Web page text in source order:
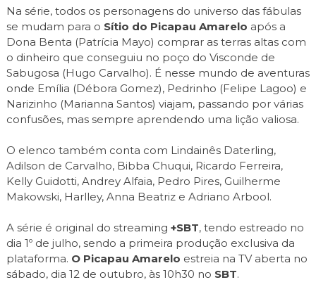
Na série, todos os personagens do universo das fábulas
se mudam para o Sítio do Picapau Amarelo após a
Dona Benta (Patrícia Mayo) comprar as terras altas com
o dinheiro que conseguiu no poço do Visconde de
Sabugosa (Hugo Carvalho). É nesse mundo de aventuras
onde Emília (Débora Gomez), Pedrinho (Felipe Lagoo) e
Narizinho (Marianna Santos) viajam, passando por várias
confusões, mas sempre aprendendo uma lição valiosa.
O elenco também conta com Lindainês Daterling,
Adilson de Carvalho, Bibba Chuqui, Ricardo Ferreira,
Kelly Guidotti, Andrey Alfaia, Pedro Pires, Guilherme
Makowski, Harlley, Anna Beatriz e Adriano Arbool.
A série é original do streaming +SBT, tendo estreado no
dia 1º de julho, sendo a primeira produção exclusiva da
plataforma. O Picapau Amarelo estreia na TV aberta no
sábado, dia 12 de outubro, às 10h30 no SBT.